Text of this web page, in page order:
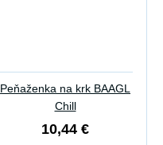
Peňaženka na krk BAAGL
Chill
10,44 €